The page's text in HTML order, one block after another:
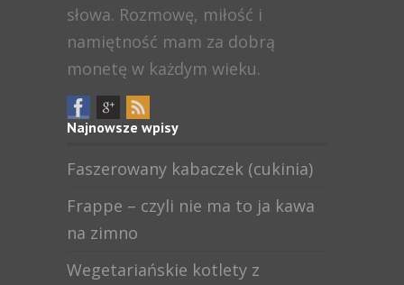
słowa. Rozmowę, miłość i
namiętność mam za dobrą
monetę w każdym wieku.
Najnowsze wpisy
Faszerowany kabaczek (cukinia)
Frappe – czyli nie ma to ja kawa
na zimno
Wegetariańskie kotlety z